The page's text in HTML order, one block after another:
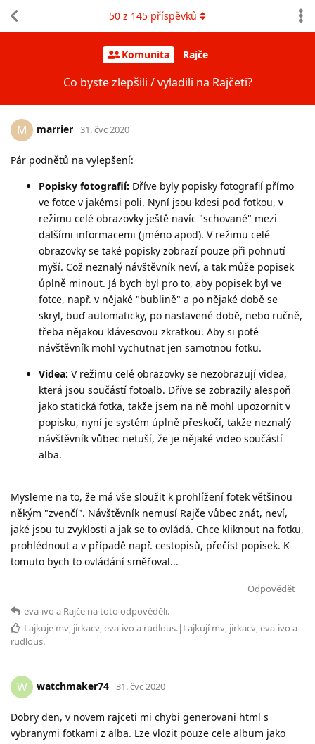
Komunita Rajče
Co byste zlepšili / vyladili na Rajčeti?
50 z 145 příspěvků
M marrier 31. čvc 2020
Pár podnětů na vylepšení:
Popisky fotografií: Dříve byly popisky fotografií přímo
ve fotce v jakémsi poli. Nyní jsou kdesi pod fotkou, v
režimu celé obrazovky ještě navíc "schované" mezi
dalšími informacemi (jméno apod). V režimu celé
obrazovky se také popisky zobrazí pouze při pohnutí
myší. Což neznalý návštěvník neví, a tak může popisek
úplně minout. Já bych byl pro to, aby popisek byl ve
fotce, např. v nějaké "bublině" a po nějaké době se
skryl, buď automaticky, po nastavené době, nebo ručně,
třeba nějakou klávesovou zkratkou. Aby si poté
návštěvník mohl vychutnat jen samotnou fotku.
Videa: V režimu celé obrazovky se nezobrazují videa,
která jsou součástí fotoalb. Dříve se zobrazily alespoň
jako statická fotka, takže jsem na ně mohl upozornit v
popisku, nyní je systém úplně přeskočí, takže neznalý
návštěvník vůbec netuší, že je nějaké video součástí
alba.
Mysleme na to, že má vše sloužit k prohlížení fotek většinou
někým "zvenčí". Návštěvník nemusí Rajče vůbec znát, neví,
jaké jsou tu zvyklosti a jak se to ovládá. Chce kliknout na fotku,
prohlédnout a v případě např. cestopisů, přečíst popisek. K
tomuto bych to ovládání směřoval...
Odpovědět
eva-ivo a Rajče na toto odpověděli.
Lajkuje mv, jirkacv,eva-ivo a rudlous.|Lajkujímv, jirkacv,eva-ivo a
rudlous.
W watchmaker74 31. čvc 2020
Dobry den, v novem rajceti mi chybi generovani html s
vybranymi fotkami z alba. Lze vlozit pouze cele album jako